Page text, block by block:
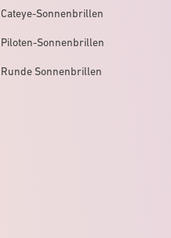
Cateye-Sonnenbrillen
Piloten-Sonnenbrillen
Runde Sonnenbrillen